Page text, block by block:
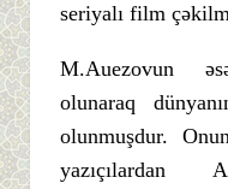
seriyalı film
M.Auezovun
olunaraq
olunmuşdur.
yazıçılardan